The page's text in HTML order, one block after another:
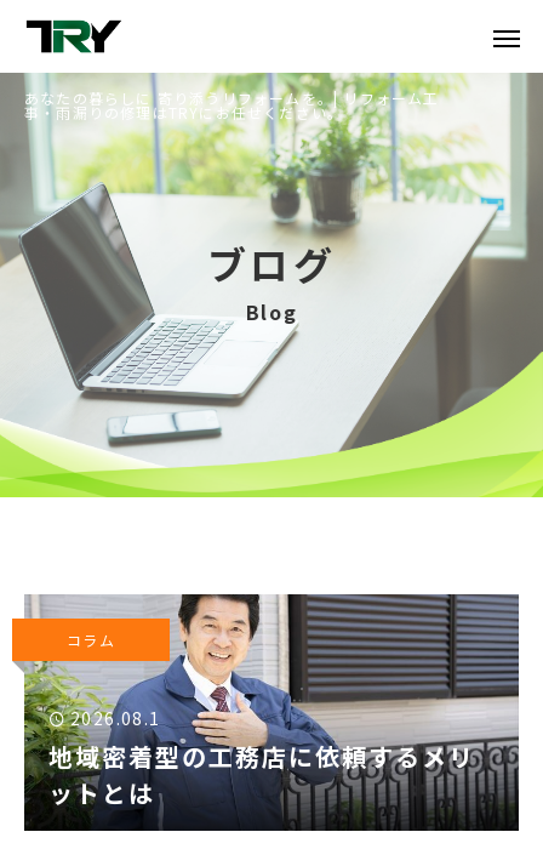
あなたの暮らしに 寄り添うリフォームを。| リフォーム工
事・雨漏りの修理はTRYにお任せください。
ブログ
Blog
コラム
2026.08.1
地域密着型の工務店に依頼するメリ
ットとは